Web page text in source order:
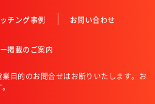
チング事例 お問い合わせ
掲載のご案内
目的のお問合せはお断りいたします。お